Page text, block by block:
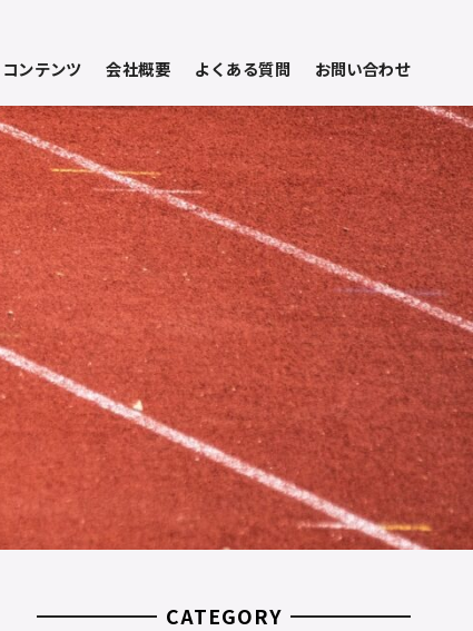
コンテンツ 会社概要 よくある質問 お問い合わせ
CATEGORY